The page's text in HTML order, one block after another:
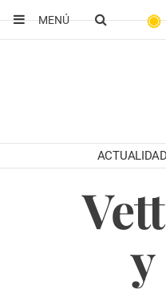
MENÚ
ACTUALIDAD